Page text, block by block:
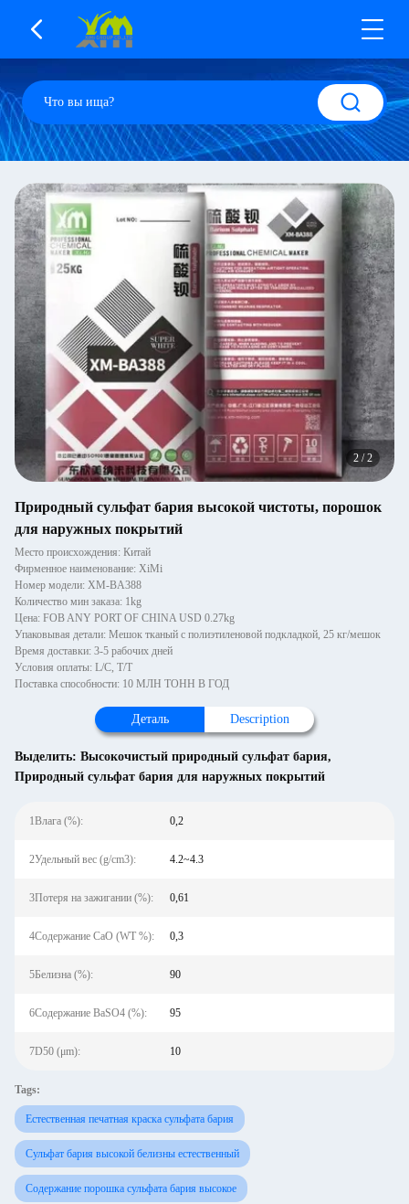
2 /2
Природный сульфат бария высокой чистоты, порошок
для наружных покрытий
Место происхождения: Китай
Фирменное наименование: XiMi
Номер модели: XM-BA388
Количество мин заказа: 1kg
Цена: FOB ANY PORT OF CHINA USD 0.27kg
Упаковывая детали: Мешок тканый с полиэтиленовой подкладкой, 25 кг/мешок
Время доставки: 3-5 рабочих дней
Условия оплаты: L/C, T/T
Поставка способности: 10 МЛН ТОНН В ГОД
Деталь Description
Выделить: Высокочистый природный сульфат бария,
Природный сульфат бария для наружных покрытий
1Влага (%): 0,2
2Удельный вес (g/cm3): 4.2~4.3
3Потеря на зажигании (%): 0,61
4Содержание CaO (WT %): 0,3
5Белизна (%): 90
6Содержание BaSO4 (%): 95
7D50 (μm): 10
Tags:
Естественная печатная краска сульфата бария
Сульфат бария высокой белизны естественный
Содержание порошка сульфата бария высокое